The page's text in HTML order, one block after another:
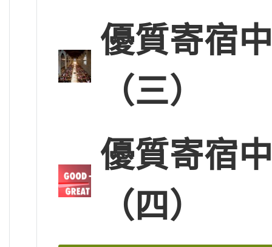
優質寄宿
（三）
優質寄宿
（四）